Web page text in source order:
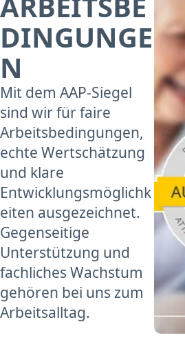
DINGUNGE
N
Mit dem AAP-Siegel
sind wir für faire
Arbeitsbedingungen,
echte Wertschätzung
und klare
Entwicklungsmöglichk
eiten ausgezeichnet.
Gegenseitige
Unterstützung und
fachliches Wachstum
gehören bei uns zum
Arbeitsalltag.